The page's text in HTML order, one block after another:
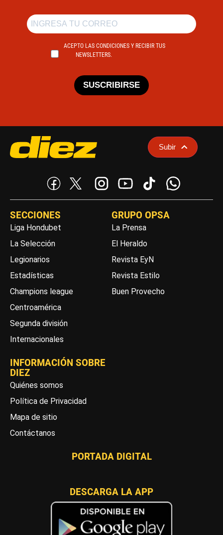
ACEPTO LAS CONDICIONES Y RECIBIR TUS
NEWSLETTERS.
SUSCRIBIRSE
Subir
SECCIONES
Liga Hondubet
La Selección
Legionarios
Estadísticas
Champions league
Centroamérica
Segunda división
Internacionales
GRUPO OPSA
La Prensa
El Heraldo
Revista EyN
Revista Estilo
Buen Provecho
INFORMACIÓN SOBRE
DIEZ
Quiénes somos
Política de Privacidad
Mapa de sitio
Contáctanos
PORTADA DIGITAL
DESCARGA LA APP